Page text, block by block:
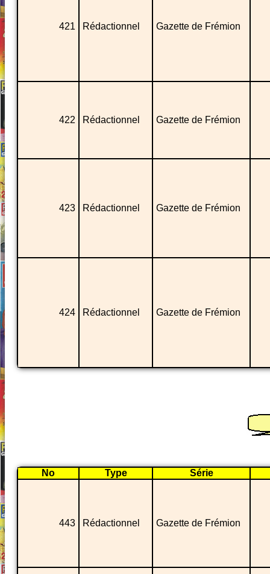
421 Rédactionnel Gazette de Frémion
422 Rédactionnel Gazette de Frémion
423 Rédactionnel Gazette de Frémion
424 Rédactionnel Gazette de Frémion
No Type Série
443 Rédactionnel Gazette de Frémion